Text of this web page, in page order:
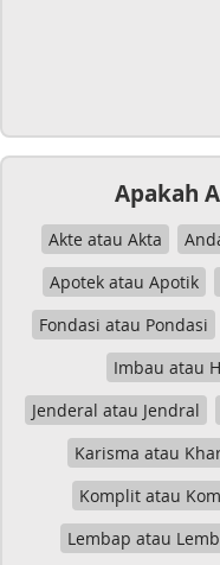
Apakah
Akte atau Akta
Apotek atau Apotik
Fondasi atau Pondasi
Imbau atau
Jenderal atau Jendral
Karisma atau
Komplit atau
Lembap atau